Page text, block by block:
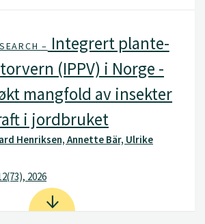
– Integrert plante-
(IPPV) i Norge -
mangfold av insekter
i jordbruket
Henriksen, Annette Bär, Ulrike
2026